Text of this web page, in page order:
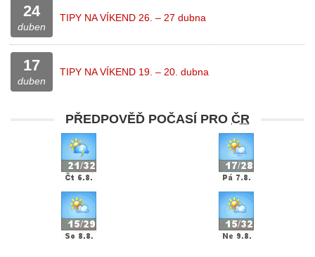
24
duben
TIPY NA VÍKEND 26. – 27 dubna
17
duben
TIPY NA VÍKEND 19. – 20. dubna
PŘEDPOVĚĎ POČASÍ PRO ČR